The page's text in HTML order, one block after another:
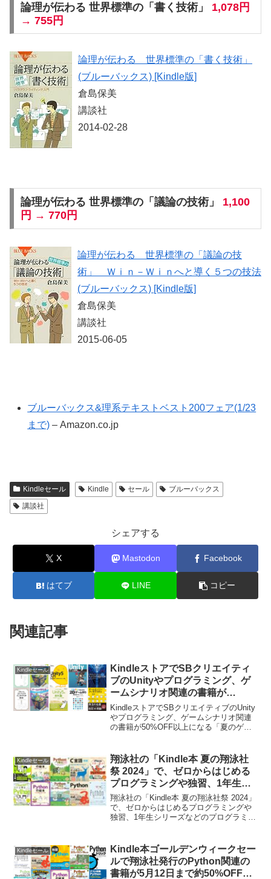
論理が伝わる 世界標準の「書く技術」 1,078円
→ 755円
論理が伝わる 世界標準の「書く技術」
(ブルーバックス) [Kindle版]
倉島保美
講談社
2014-02-28
論理が伝わる 世界標準の「議論の技術」 1,100
円 → 770円
論理が伝わる 世界標準の「議論の技
術」 Ｗｉｎ－Ｗｉｎへと導く５つの技法
(ブルーバックス) [Kindle版]
倉島保美
講談社
2015-06-05
ブルーバックス&理系テキストベスト200フェア(1/23
まで) – Amazon.co.jp
Kindleセール Kindle セール
ブルーバックス
講談社
シェアする
X Mastodon Facebook
はてブ LINE コピー
関連記事
Kindleセール
KindleストアでSBクリエイティ
ブのUnityやプログラミング、ゲ
ームシナリオ関連の書籍が
50%OFF以上になる「夏のゲーム
開発本フェア」が9月6日まで開催
中。
KindleストアでSBクリエイティブのUnity
やプログラミング、ゲームシナリオ関連
の書籍が50%OFF以上になる「夏のゲー
Kindleセール
翔泳社の「Kindle本 夏の翔泳社
祭 2024」で、ゼロからはじめる
プログラミングや独習、1年生シ
リーズなどのプログラミング関連
書籍が最大50%OFFセール中。
翔泳社の「Kindle本 夏の翔泳社祭 2024」
で、ゼロからはじめるプログラミングや
独習、1年生シリーズなどのプログラミン
Kindleセール
Kindle本ゴールデンウィークセー
ルで翔泳社発行のPython関連の
書籍が5月12日まで約50%OFFセ